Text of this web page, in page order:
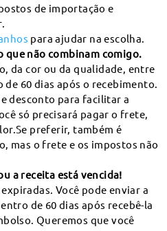
Ótica Online Firmoo.
de importação e
para ajudar na escolha.
que não combinam comigo.
da cor ou da qualidade, entre
60 dias após o recebimento.
desconto para facilitar a
só precisará pagar o frete,
preferir, também é
mas o frete e os impostos não
a receita está vencida!
Você pode enviar a
de 60 dias após recebê-la
Queremos que você